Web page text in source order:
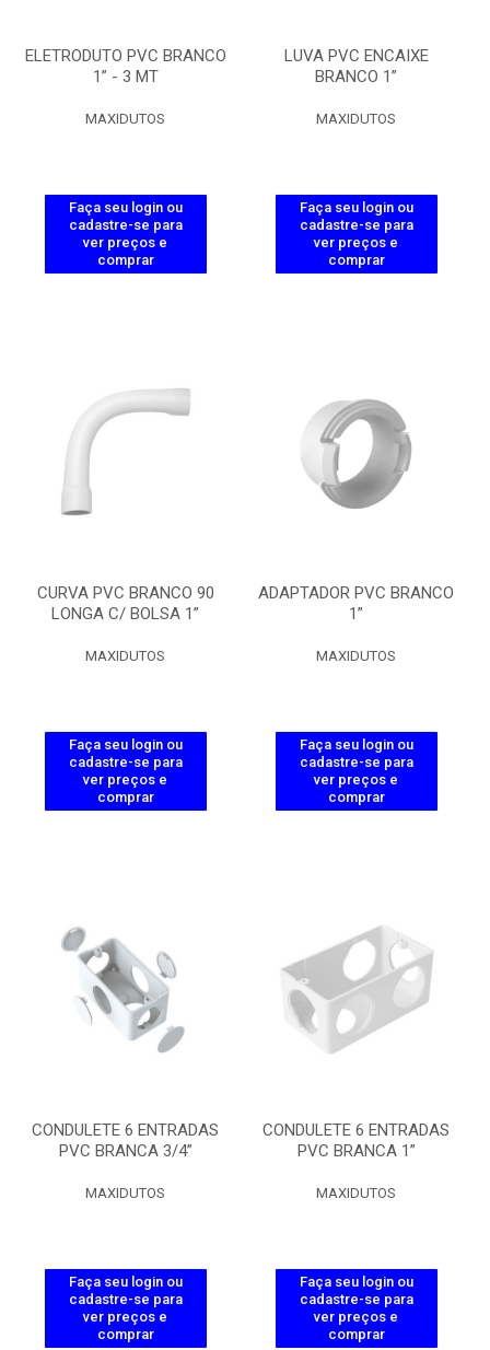
ELETRODUTO PVC BRANCO
1” - 3 MT
MAXIDUTOS
Faça seu login ou
cadastre-se para
ver preços e
comprar
LUVA PVC ENCAIXE
BRANCO 1”
MAXIDUTOS
Faça seu login ou
cadastre-se para
ver preços e
comprar
CURVA PVC BRANCO 90
LONGA C/ BOLSA 1”
MAXIDUTOS
Faça seu login ou
cadastre-se para
ver preços e
comprar
ADAPTADOR PVC BRANCO
1”
MAXIDUTOS
Faça seu login ou
cadastre-se para
ver preços e
comprar
CONDULETE 6 ENTRADAS
PVC BRANCA 3/4”
MAXIDUTOS
Faça seu login ou
cadastre-se para
ver preços e
comprar
CONDULETE 6 ENTRADAS
PVC BRANCA 1”
MAXIDUTOS
Faça seu login ou
cadastre-se para
ver preços e
comprar